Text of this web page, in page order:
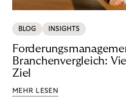
BLOG INSIGHTS
Branchenvergleich:
Ziel
MEHR LESEN